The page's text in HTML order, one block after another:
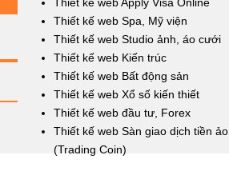
Thiết kế web Spa, Mỹ viện
Thiết kế web Studio ảnh, áo cưới
Thiết kế web Kiến trúc
Thiết kế web Bất động sản
Thiết kế web Xổ số kiến thiết
Thiết kế web đầu tư, Forex
Thiết kế web Sàn giao dịch tiền ảo
(Trading Coin)